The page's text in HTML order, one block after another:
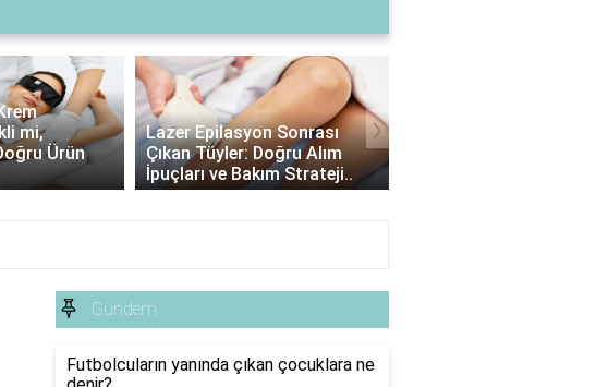
mi,
Ürün
Lazer Epilasyon Sonrası
Çıkan Tüyler: Doğru Alım
İpuçları ve Bakım Strateji..
›
Gündem
Futbolcuların yanında çıkan çocuklara ne